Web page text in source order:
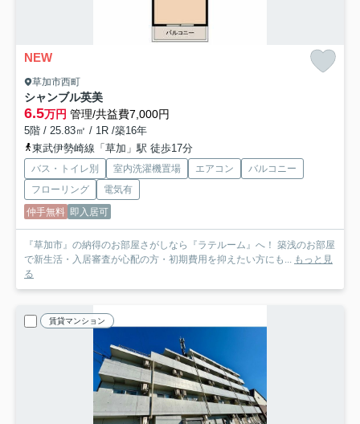
NEW
草加市西町
シャンブル英美
6.5万円 管理/共益費7,000円
5階 / 25.83㎡ / 1R /築16年
東武伊勢崎線「草加」駅 徒歩17分
バス・トイレ別 室内洗濯機置場 エアコン
バルコニー
フローリング
電気有
仲手無料 即入居可
『草加市』の納得のお部屋さがしなら『ラテルーム』へ！ 築浅のお部屋
で新生活・入居審査が心配の方・初期費用を抑えたい方にも... もっと見
る
賃貸マンション